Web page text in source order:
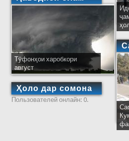
Тӯфонҳои харобкори
август
Ҳоло дар сомона
Пользователей онлайн: 0.